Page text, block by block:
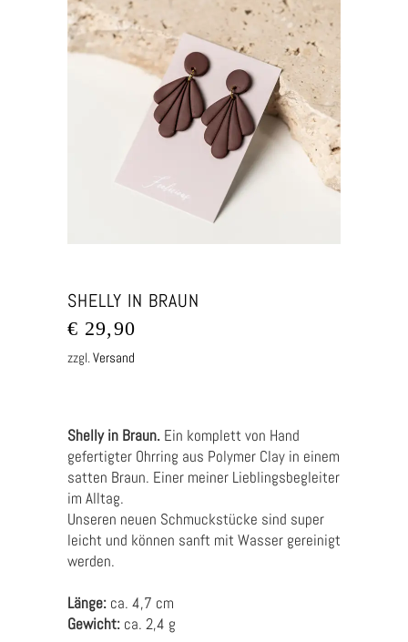
SHELLY IN BRAUN
€ 29,90
zzgl.Versand
Shelly in Braun. Ein komplett von Hand
gefertigter Ohrring aus Polymer Clay in einem
satten Braun. Einer meiner Lieblingsbegleiter
im Alltag.
Unseren neuen Schmuckstücke sind super
leicht und können sanft mit Wasser gereinigt
werden.
Länge: ca. 4,7 cm
Gewicht: ca. 2,4 g